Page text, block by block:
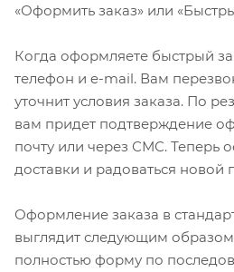
«Оформить заказ» или
Когда оформляете быстрый
телефон и e-mail. Вам
уточнит условия заказа. По
вам придет подтверждение
почту или через СМС. Теперь
доставки и радоваться новой
Оформление заказа в
выглядит следующим
полностью форму по